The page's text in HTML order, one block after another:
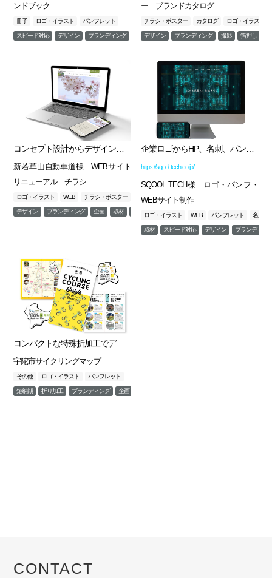
ンドブック
冊子 ロゴ・イラスト パンフレット
スピード対応 デザイン ブランディング 画像処理 特殊紙印刷
ー ブランドカタログ
チラシ・ポスター カタログ ロゴ・イラスト
デザイン ブランディング 撮影 箔押し
コンセプト設計からデザイン・webサイト制作へ
新若草山自動車道様 WEBサイト
リニューアル チラシ
ロゴ・イラスト WEB チラシ・ポスター ホームページ
デザイン ブランディング 企画 取材
企業ロゴからHP、名刺、パンフレットまでトータルブランディング
https://sqool-tech.co.jp/
SQOOL TECH様 ロゴ・パンフ・
WEBサイト制作
ロゴ・イラスト WEB パンフレット 名刺・
取材 スピード対応 デザイン ブランディン
コンパクトな特殊折加工でデザインも格好良く
宇陀市サイクリングマップ
その他 ロゴ・イラスト パンフレット
短納期 折り加工 ブランディング 企画
CONTACT